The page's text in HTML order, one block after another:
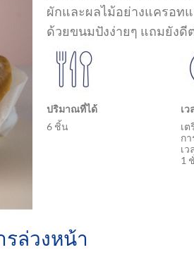
ผักและผลไม้อย่างแครอท
ด้วยขนมปังง่ายๆ แถมยังดี
ปริมาณที่ได้
6 ชิ้น
เ
เ
ก
เ
1
รล่วงหน้า